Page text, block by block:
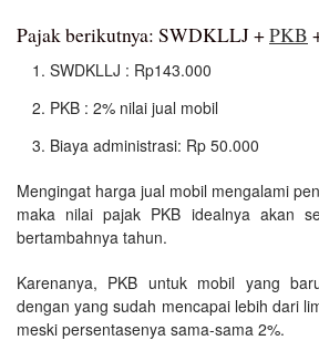
Pajak berikutnya: SWDKLLJ +PKB
SWDKLLJ : Rp143.000
PKB : 2% nilai jual mobil
Biaya administrasi: Rp 50.000
Mengingat harga jual mobil mengalami
maka nilai pajak PKB idealnya akan
bertambahnya tahun.
Karenanya, PKB untuk mobil yang
dengan yang sudah mencapai lebih dari
meski persentasenya sama-sama 2%.